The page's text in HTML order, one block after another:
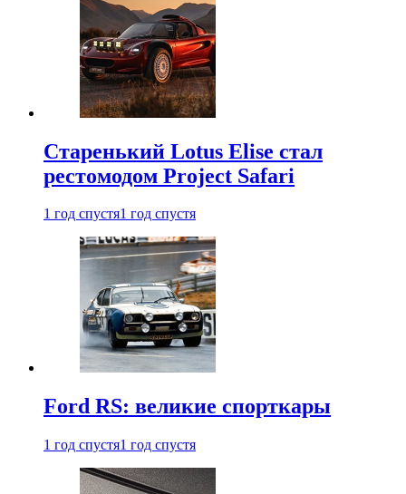
Старенький Lotus Elise стал
рестомодом Project Safari
1 год спустя1 год спустя
Ford RS: великие спорткары
1 год спустя1 год спустя